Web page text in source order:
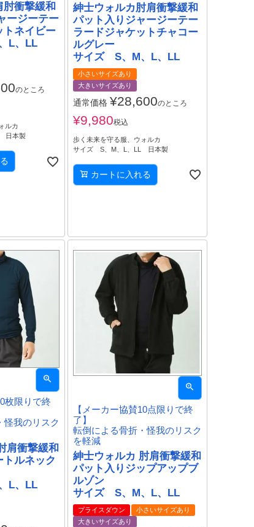
肘衝撃緩和
ージーテー
トネイビー
L、LL
のところ
ルカ
日本製
紳士ウォルカ肘肩衝撃緩和
パット入りジャージーテー
ラードジャケットチャコー
ルグレー
サイズ S、M、L、LL
小さいサイズあり
大きいサイズあり
通常価格 ¥28,600のところ
¥9,980税込
歩く未来を守る服、ウォルカ
サイズ S、M、L、LL 日本製
カートに入れる
枚限りで終
怪我のリスク
肩衝撃緩和
ルネック
L、LL
【メーカー協賛10点限りで終
了】
転倒による骨折・怪我のリスク
を軽減
紳士ウォルカ 肘肩衝撃緩和
パット入りジップアップブ
ルゾン
サイズ S、M、L、LL
プライスダウン
小さいサイズあり
大きいサイズあり